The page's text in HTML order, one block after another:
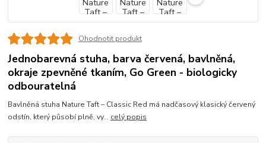
Ohodnotit produkt
Jednobarevná stuha, barva červená, bavlněná,
okraje zpevněné tkaním, Go Green - biologicky
odbouratelná
Bavlněná stuha Nature Taft – Classic Red má nadčasový klasický červený
odstín, který působí plně, vy... celý popis